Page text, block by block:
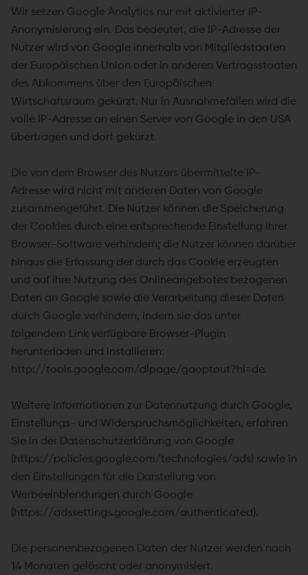
Wir setzen Google Analytics nur mit aktivierter IP-
Anonymisierung ein. Das bedeutet, die IP-Adresse der
Nutzer wird von Google innerhalb von Mitgliedstaaten
der Europäischen Union oder in anderen Vertragsstaaten
des Abkommens über den Europäischen
Wirtschaftsraum gekürzt. Nur in Ausnahmefällen wird die
volle IP-Adresse an einen Server von Google in den USA
übertragen und dort gekürzt.
Die von dem Browser des Nutzers übermittelte IP-
Adresse wird nicht mit anderen Daten von Google
zusammengeführt. Die Nutzer können die Speicherung
der Cookies durch eine entsprechende Einstellung ihrer
Browser-Software verhindern; die Nutzer können darüber
hinaus die Erfassung der durch das Cookie erzeugten
und auf ihre Nutzung des Onlineangebotes bezogenen
Daten an Google sowie die Verarbeitung dieser Daten
durch Google verhindern, indem sie das unter
folgendem Link verfügbare Browser-Plugin
herunterladen und installieren:
http://tools.google.com/dlpage/gaoptout?hl=de.
Weitere Informationen zur Datennutzung durch Google,
Einstellungs- und Widerspruchsmöglichkeiten, erfahren
Sie in der Datenschutzerklärung von Google
(https://policies.google.com/technologies/ads) sowie in
den Einstellungen für die Darstellung von
Werbeeinblendungen durch Google
(https://adssettings.google.com/authenticated).
Die personenbezogenen Daten der Nutzer werden nach
14 Monaten gelöscht oder anonymisiert.